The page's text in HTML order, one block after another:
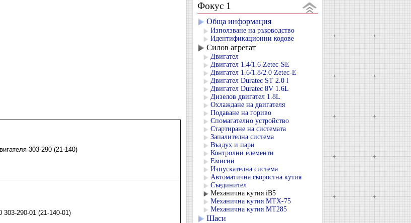
303-290 (21-140)
303-290-01 (21-140-01)
Фокус 1
Обща информация
Използване на ръководство
Идентификационни кодове
Силов агрегат
Двигател
Двигател 1.4/1.6 Zetec-SE
Двигател 1.6/1.8/2.0 Zetec-E
Двигател Duratec ST 2.0 l
Двигател Duratec 8V 1.6L
Дизелов двигател 1.8L
Охлаждане на двигателя
Подаване на гориво
Спомагателно устройство
Стартиране на системата
Запалителна система
Въздух и пари
Контролни елементи
Емисии
Изпускателна система
Автоматична скоростна кутия
Съединител
Механична кутия iB5
Механична кутия MTX-75
Механична кутия MT285
Шаси